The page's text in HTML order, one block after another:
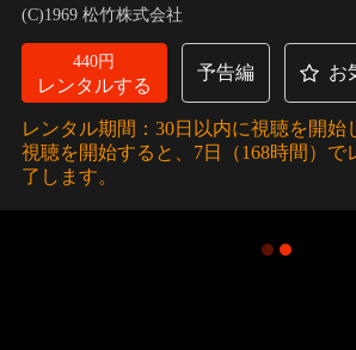
かもぶち壊し。いたたまれなく奈良へ旅に
(C)1969 松竹株式会社
440円
レンタルする
予告編 お
レンタル期間：30日以内に視聴を開始
視聴を開始すると、7日（168時間）で
了します。